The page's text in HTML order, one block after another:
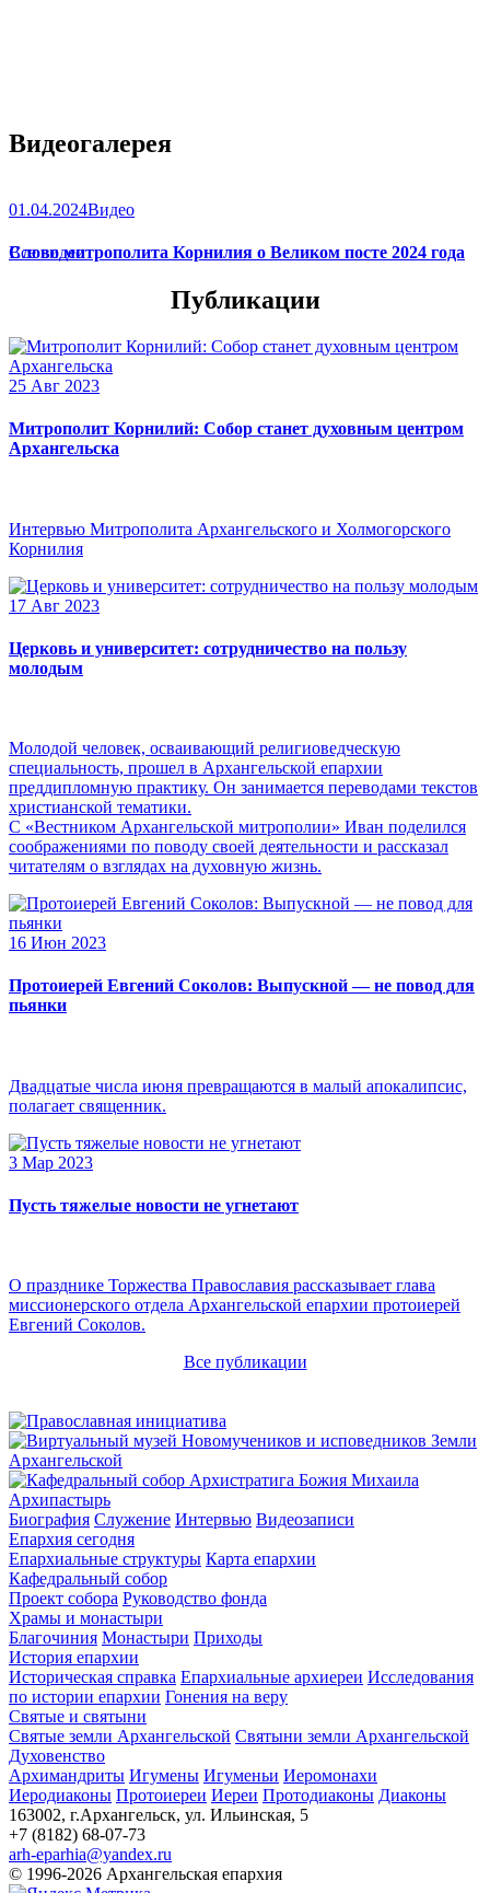
Видеогалерея
01.04.2024Видео
Слово митрополита Корнилия о Великом посте 2024 года
Все видео
Публикации
25 Авг 2023
Митрополит Корнилий: Собор станет духовным центром
Архангельска
Интервью Митрополита Архангельского и Холмогорского
Корнилия
17 Авг 2023
Церковь и университет: сотрудничество на пользу
молодым
Молодой человек, осваивающий религиоведческую
специальность, прошел в Архангельской епархии
преддипломную практику. Он занимается переводами текстов
христианской тематики.
С «Вестником Архангельской митрополии» Иван поделился
соображениями по поводу своей деятельности и рассказал
читателям о взглядах на духовную жизнь.
16 Июн 2023
Протоиерей Евгений Соколов: Выпускной — не повод для
пьянки
Двадцатые числа июня превращаются в малый апокалипсис,
полагает священник.
3 Мар 2023
Пусть тяжелые новости не угнетают
О празднике Торжества Православия рассказывает глава
миссионерского отдела Архангельской епархии протоиерей
Евгений Соколов.
Все публикации
Архипастырь
Биография Служение Интервью Видеозаписи
Епархия сегодня
Епархиальные структуры Карта епархии
Кафедральный собор
Проект собора Руководство фонда
Храмы и монастыри
Благочиния Монастыри Приходы
История епархии
Историческая справка Епархиальные архиереи Исследования
по истории епархии Гонения на веру
Святые и святыни
Святые земли Архангельской Святыни земли Архангельской
Духовенство
Архимандриты Игумены Игуменьи Иеромонахи
Иеродиаконы Протоиереи Иереи Протодиаконы Диаконы
163002, г.Архангельск, ул. Ильинская, 5
+7 (8182) 68-07-73
arh-eparhia@yandex.ru
© 1996-2026 Архангельская епархия